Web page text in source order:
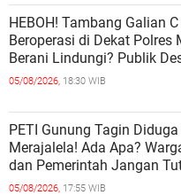
HEBOH! Tambang Galian
Beroperasi di Dekat Polres
Berani Lindungi? Publik
Hukum Tanpa Tebang Pilih
05/08/2026, 18:30 WIB
PETI Gunung Tagin
Merajalela! Ada Apa?
dan Pemerintah Jangan
05/08/2026, 17:55 WIB